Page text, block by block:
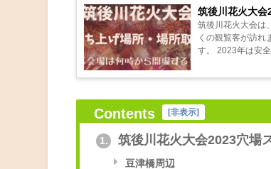
筑後川花火大会
筑後川花火大会は
くの観覧客が訪れ
す。 2023年は安
Contents [非表示]
1. 筑後川花火大会2023穴場
豆津橋周辺